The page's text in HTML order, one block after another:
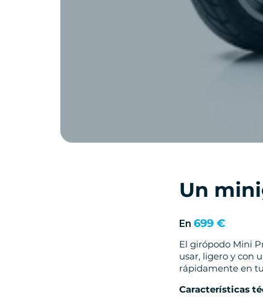
Un
En 699 €
El girópodo Mini
usar, ligero y con
rápidamente en
Características